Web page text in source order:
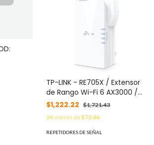
TP-LINK - RE705X / Extensor
de Rango Wi-Fi 6 AX3000 /
Hasta 2400Mbps / Cubre
hasta 140 Metros Cuadrados
y 30 Dispositivos /
Compatibles EasyMesh
$1,222.22 $1,721.43
24meses de$73.86
REPETIDORES DE SEÑAL